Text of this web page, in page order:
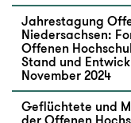
Jahrestagung
Niedersachsen:
Offenen
Stand und
November 2024
Geflüchtete und